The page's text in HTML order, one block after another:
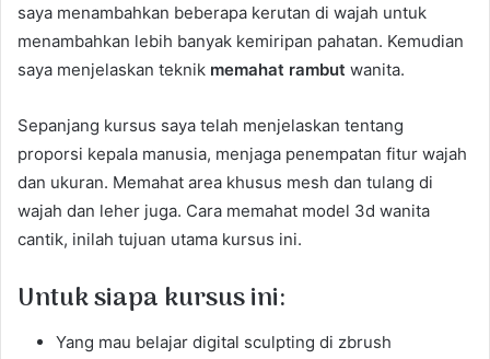
saya menambahkan beberapa kerutan di wajah untuk
menambahkan lebih banyak kemiripan pahatan. Kemudian
saya menjelaskan teknik memahat rambut wanita.
Sepanjang kursus saya telah menjelaskan tentang
proporsi kepala manusia, menjaga penempatan fitur wajah
dan ukuran. Memahat area khusus mesh dan tulang di
wajah dan leher juga. Cara memahat model 3d wanita
cantik, inilah tujuan utama kursus ini.
Untuk siapa kursus ini:
Yang mau belajar digital sculpting di zbrush